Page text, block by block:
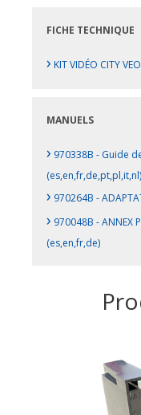
FICHE TECHNIQUE
› KIT VIDÉO CITY
MANUELS
› 970338B - Guide
(es,en,fr,de,pt,pl,it,nl)
› 970264B -
› 970048B - ANNEX
(es,en,fr,de)